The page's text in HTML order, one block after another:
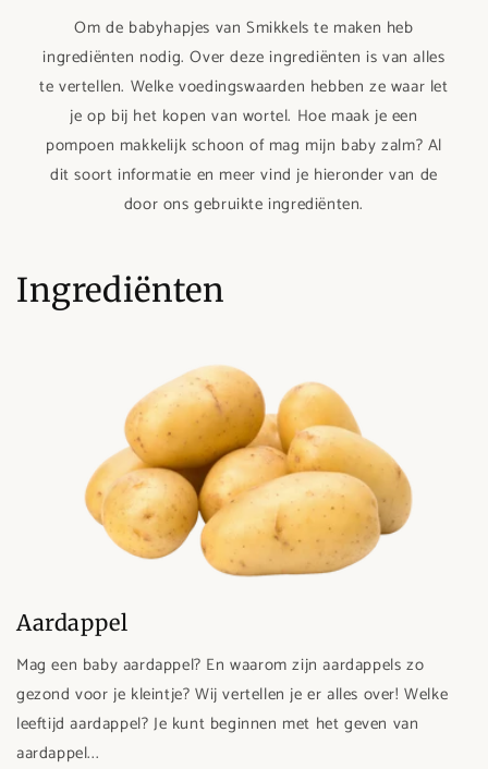
Om de babyhapjes van Smikkels te maken heb
ingrediënten nodig. Over deze ingrediënten is van alles
te vertellen. Welke voedingswaarden hebben ze waar let
je op bij het kopen van wortel. Hoe maak je een
pompoen makkelijk schoon of mag mijn baby zalm? Al
dit soort informatie en meer vind je hieronder van de
door ons gebruikte ingrediënten.
Ingrediënten
Aardappel
Mag een baby aardappel? En waarom zijn aardappels zo
gezond voor je kleintje? Wij vertellen je er alles over! Welke
leeftijd aardappel? Je kunt beginnen met het geven van
aardappel...